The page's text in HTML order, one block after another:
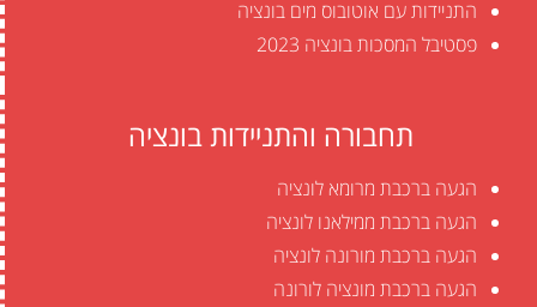
התניידות עם אוטובוס מים בונציה
פסטיבל המסכות בונציה 2023
תחבורה והתניידות בונציה
הגעה ברכבת מרומא לונציה
הגעה ברכבת ממילאנו לונציה
הגעה ברכבת מורונה לונציה
הגעה ברכבת מונציה לורונה